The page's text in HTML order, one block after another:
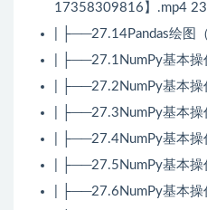
17358309816】.mp4
| ├──27.14Pandas绘图
| ├──27.1NumPy基本
| ├──27.2NumPy基本
| ├──27.3NumPy基本
| ├──27.4NumPy基本
| ├──27.5NumPy基本
| ├──27.6NumPy基本